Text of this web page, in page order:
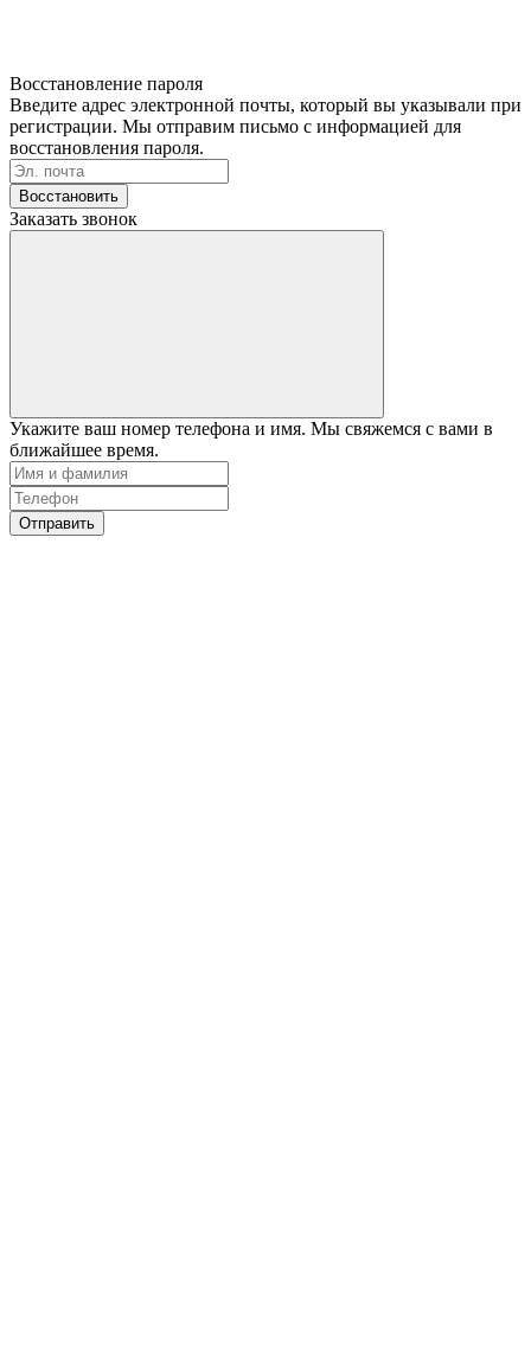
Восстановление пароля
Введите адрес электронной почты, который вы указывали при
регистрации. Мы отправим письмо с информацией для
восстановления пароля.
Восстановить
Заказать звонок
Укажите ваш номер телефона и имя. Мы свяжемся с вами в
ближайшее время.
Отправить